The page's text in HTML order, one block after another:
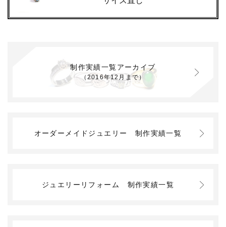
制作実績一覧アーカイブ
（2016年12月まで）
オーダーメイドジュエリー 制作実績一覧
ジュエリーリフォーム 制作実績一覧